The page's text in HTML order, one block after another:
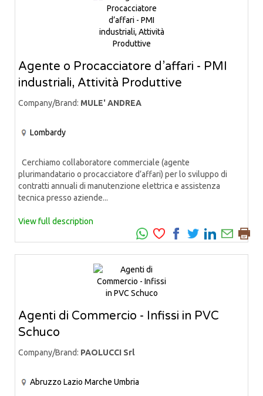
Agente o Procacciatore d’affari - PMI
industriali, Attività Produttive
Company/Brand: MULE' ANDREA
Lombardy
Cerchiamo collaboratore commerciale (agente
plurimandatario o procacciatore d’affari) per lo sviluppo di
contratti annuali di manutenzione elettrica e assistenza
tecnica presso aziende...
View full description
Agenti di Commercio - Infissi in PVC
Schuco
Company/Brand: PAOLUCCI Srl
Abruzzo Lazio Marche Umbria